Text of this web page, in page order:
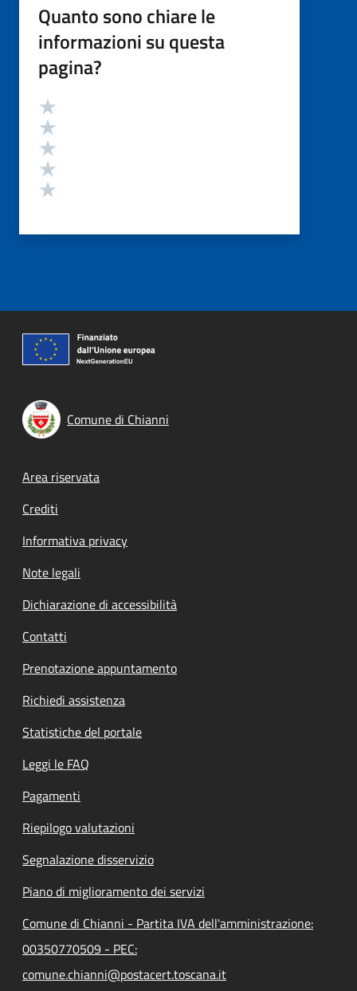
Quanto sono chiare le
informazioni su questa
pagina?
Valutazione
Comune di Chianni
Footer menu
Area riservata
Crediti
Informativa privacy
Note legali
Dichiarazione di accessibilità
Contatti
Prenotazione appuntamento
Richiedi assistenza
Statistiche del portale
Leggi le FAQ
Pagamenti
Riepilogo valutazioni
Segnalazione disservizio
Piano di miglioramento dei servizi
Comune di Chianni - Partita IVA dell'amministrazione:
00350770509 - PEC:
comune.chianni@postacert.toscana.it